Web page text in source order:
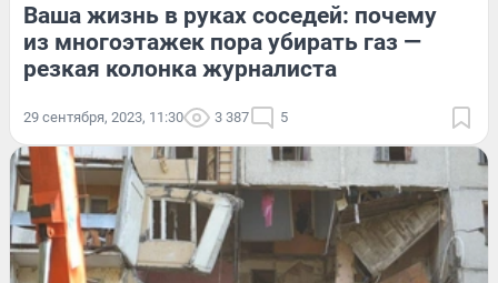
Ваша жизнь в руках соседей: почему
из многоэтажек пора убирать газ —
резкая колонка журналиста
29 сентября, 2023, 11:30 3 387 5